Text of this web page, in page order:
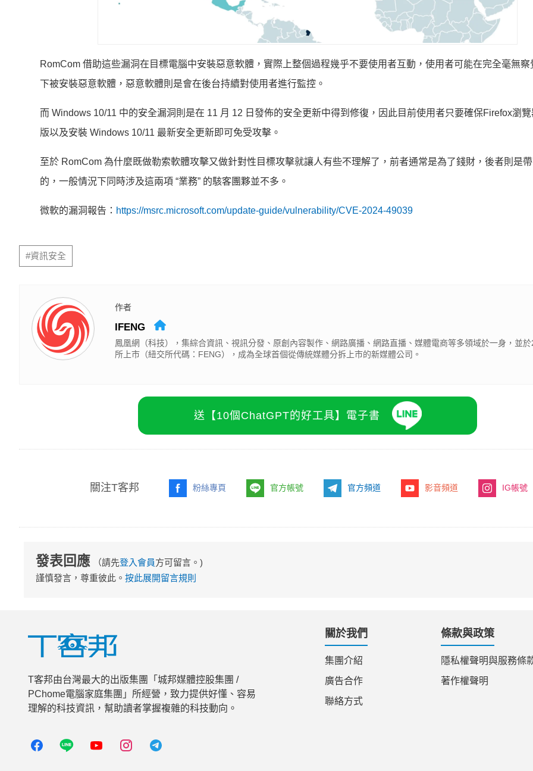
RomCom 借助這些漏洞在目標電腦中安裝惡意軟體，實際上整個過程幾乎不要使用者互動，使用者可能在完全毫無察
下被安裝惡意軟體，惡意軟體則是會在後台持續對使用者進行監控。
而 Windows 10/11 中的安全漏洞則是在 11 月 12 日發佈的安全更新中得到修復，因此目前使用者只要確保Firefox瀏
版以及安裝 Windows 10/11 最新安全更新即可免受攻擊。
至於 RomCom 為什麼既做勒索軟體攻擊又做針對性目標攻擊就讓人有些不理解了，前者通常是為了錢財，後者則是
的，一般情況下同時涉及這兩項 “業務” 的駭客團夥並不多。
微軟的漏洞報告： https://msrc.microsoft.com/update-guide/vulnerability/CVE-2024-49039
#資訊安全
作者
IFENG
鳳凰網（科技），集綜合資訊、視訊分發、原創內容製作、網路廣播、網路直播、媒體電商等多領域於一身，並
所上市（紐交所代碼：FENG），成為全球首個從傳統媒體分拆上市的新媒體公司。
送【10個ChatGPT的好工具】電子書
關注T客邦 粉絲專頁 官方帳號 官方頻道 影音頻道 IG帳號
發表回應 （請先登入會員方可留言。)
謹慎發言，尊重彼此。 按此展開留言規則
T客邦由台灣最大的出版集團「城邦媒體控股集團 /
PChome電腦家庭集團」所經營，致力提供好懂、容易
理解的科技資訊，幫助讀者掌握複雜的科技動向。
關於我們
集團介紹
廣告合作
聯絡方式
條款與政策
隱私權聲明與服務條
著作權聲明